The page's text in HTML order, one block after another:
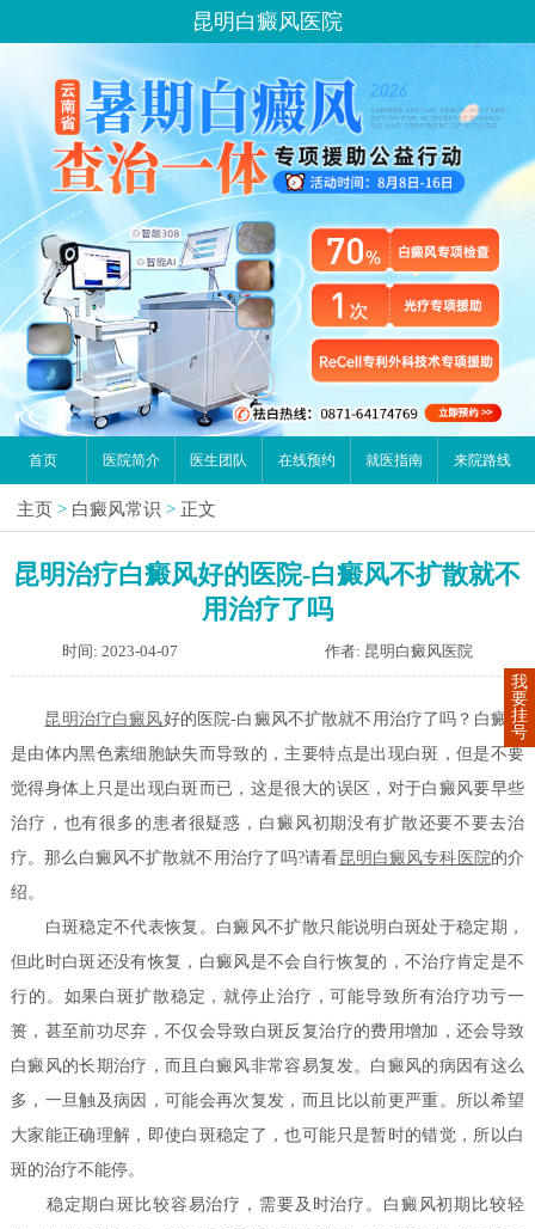
昆明白癜风医院
首页 医院简介 医生团队 在线预约 就医指南 来院路线
主页 > 白癜风常识 > 正文
昆明治疗白癜风好的医院-白癜风不扩散就不
用治疗了吗
时间: 2023-04-07 作者: 昆明白癜风医院
昆明治疗白癜风好的医院-白癜风不扩散就不用治疗了吗？白癜风
是由体内黑色素细胞缺失而导致的，主要特点是出现白斑，但是不要
觉得身体上只是出现白斑而已，这是很大的误区，对于白癜风要早些
治疗，也有很多的患者很疑惑，白癜风初期没有扩散还要不要去治
疗。那么白癜风不扩散就不用治疗了吗?请看昆明白癜风专科医院的介
绍。
白斑稳定不代表恢复。白癜风不扩散只能说明白斑处于稳定期，
但此时白斑还没有恢复，白癜风是不会自行恢复的，不治疗肯定是不
行的。如果白斑扩散稳定，就停止治疗，可能导致所有治疗功亏一
篑，甚至前功尽弃，不仅会导致白斑反复治疗的费用增加，还会导致
白癜风的长期治疗，而且白癜风非常容易复发。白癜风的病因有这么
多，一旦触及病因，可能会再次复发，而且比以前更严重。所以希望
大家能正确理解，即使白斑稳定了，也可能只是暂时的错觉，所以白
斑的治疗不能停。
稳定期白斑比较容易治疗，需要及时治疗。白癜风初期比较轻
我
要
挂
号